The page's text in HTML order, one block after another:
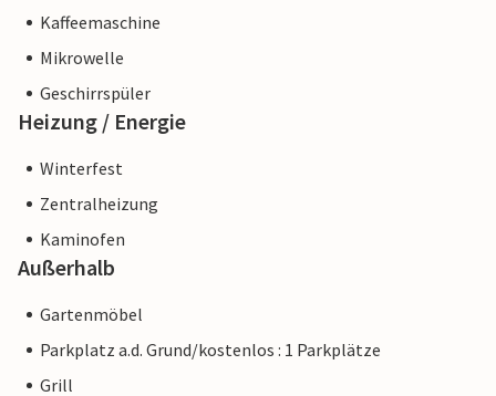
Kaffeemaschine
Mikrowelle
Geschirrspüler
Heizung / Energie
Winterfest
Zentralheizung
Kaminofen
Außerhalb
Gartenmöbel
Parkplatz a.d. Grund/kostenlos : 1 Parkplätze
Grill